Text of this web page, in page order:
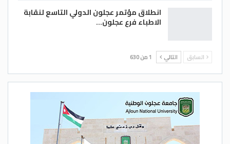
انطلاق مؤتمر عجلون الدولي التاسع لنقابة
الاطباء فرع عجلون…
السابق التالي 1 من 630